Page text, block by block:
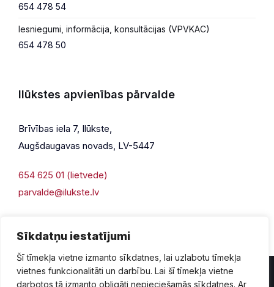
Sīkdatņu iestatījumi
Šī tīmekļa vietne izmanto sīkdatnes, lai uzlabotu tīmekļa
vietnes funkcionalitāti un darbību. Lai šī tīmekļa vietne
darbotos tā izmanto obligāti nepieciešamās sīkdatnes. Ar
654 478 54
Iesniegumi, informācija, konsultācijas (VPVKAC)
654 478 50
Ilūkstes apvienības pārvalde
Brīvības iela 7, Ilūkste,
Augšdaugavas novads, LV-5447
654 625 01 (lietvede)
parvalde@ilukste.lv